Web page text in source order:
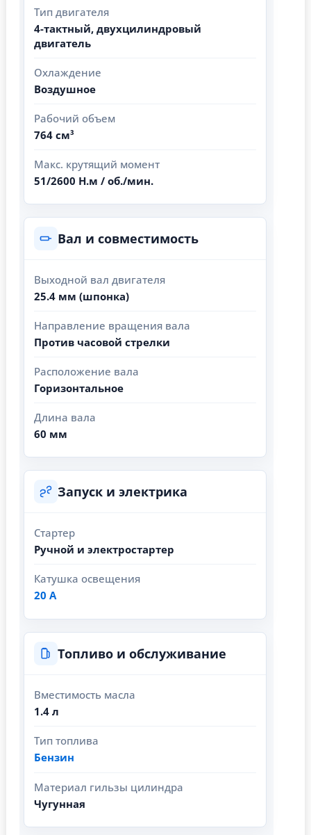
Тип двигателя
4-тактный, двухцилиндровый
двигатель
Охлаждение
Воздушное
Рабочий объем
764 см³
Макс. крутящий момент
51/2600 Н.м / об./мин.
Вал и совместимость
Выходной вал двигателя
25.4 мм (шпонка)
Направление вращения вала
Против часовой стрелки
Расположение вала
Горизонтальное
Длина вала
60 мм
Запуск и электрика
Стартер
Ручной и электростартер
Катушка освещения
20 А
Топливо и обслуживание
Вместимость масла
1.4 л
Тип топлива
Бензин
Материал гильзы цилиндра
Чугунная